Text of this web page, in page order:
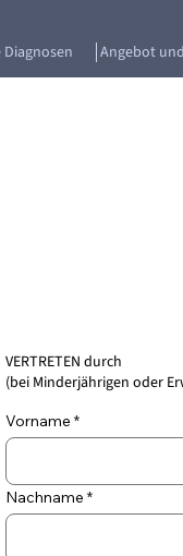
Diagnosen Angebot
VERTRETEN durch
(bei Minderjährigen oder
Vorname
Nachname